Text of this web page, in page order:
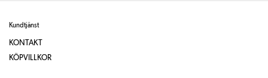
Kundtjänst
KONTAKT
KÖPVILLKOR